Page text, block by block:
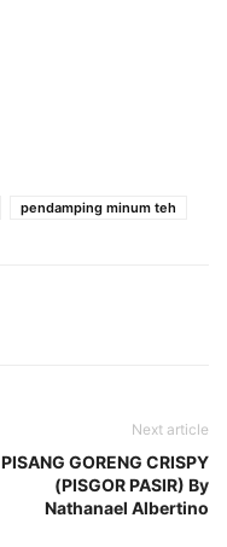
pendamping minum teh
Next article
PISANG GORENG CRISPY
(PISGOR PASIR) By
Nathanael Albertino